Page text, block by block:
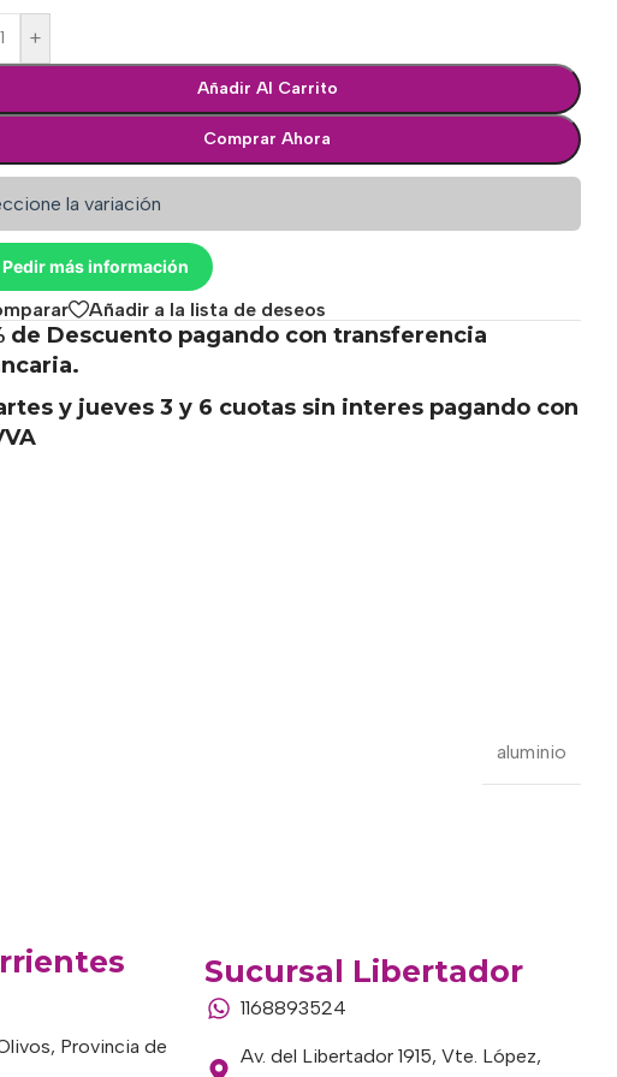
+
Añadir Al Carrito
Comprar Ahora
la variación
Pedir más información
Añadir a la lista de deseos
de Descuento pagando con transferencia
y jueves 3 y 6 cuotas sin interes pagando con
aluminio
Provincia de
Sucursal Libertador
1168893524
Av. del Libertador 1915, Vte. López,